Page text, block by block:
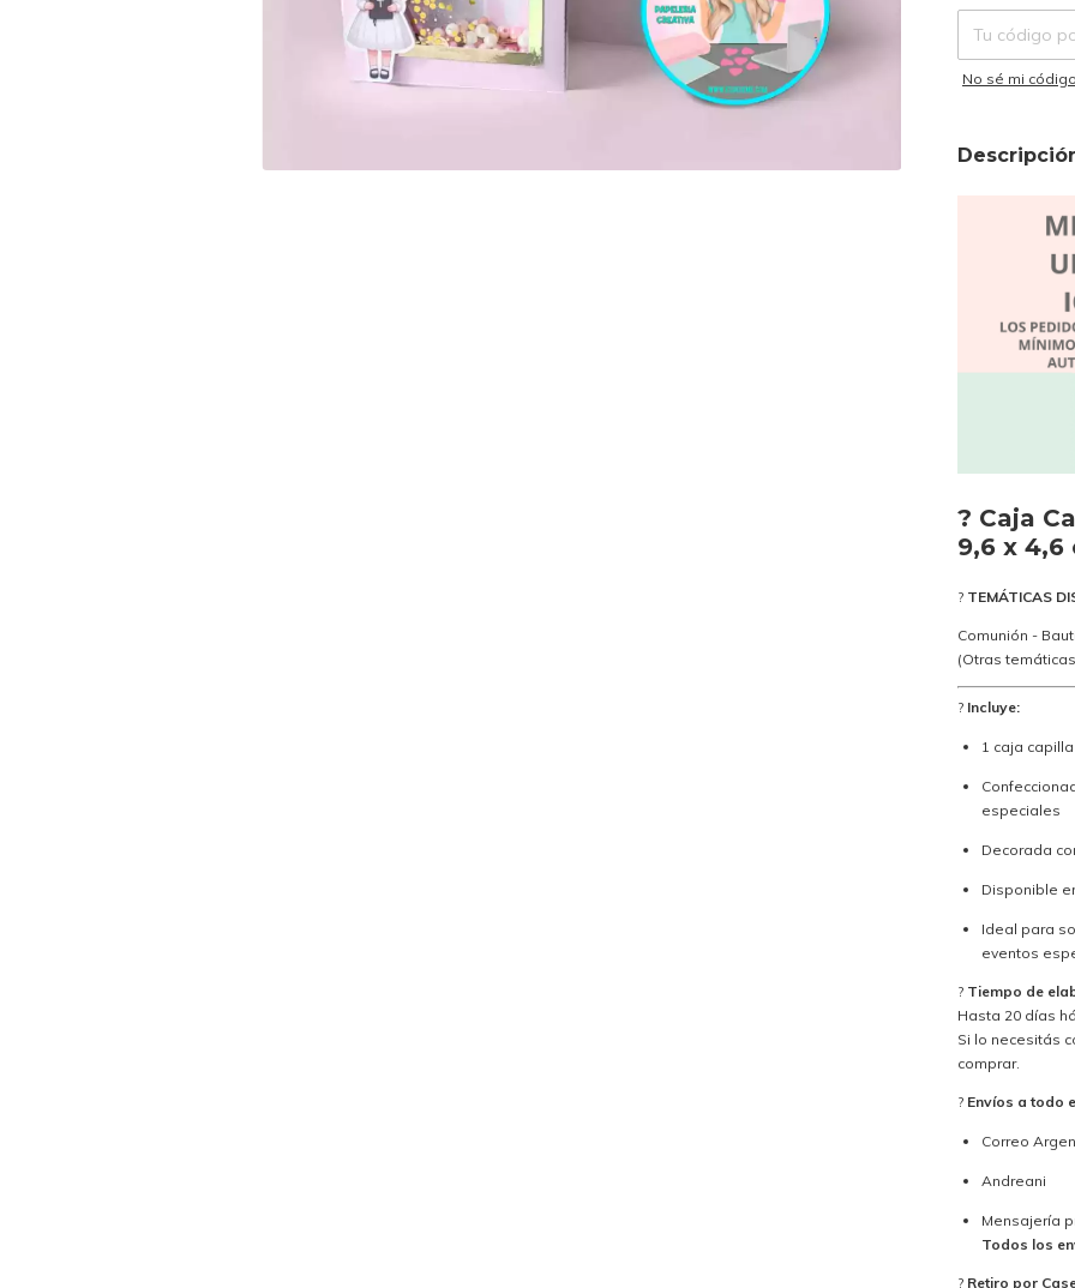
No sé mi
? Caja
9,6 x 4,6
? TEMÁTICAS
Comunión -
(Otras
? Incluye:
1 caja
especiales
Decorada
Disponible
Ideal para
eventos
? Tiempo de
Hasta 20 días
Si lo necesitás
comprar.
? Envíos a todo
Correo
Andreani
Mensajería
Todos los
? Retiro por